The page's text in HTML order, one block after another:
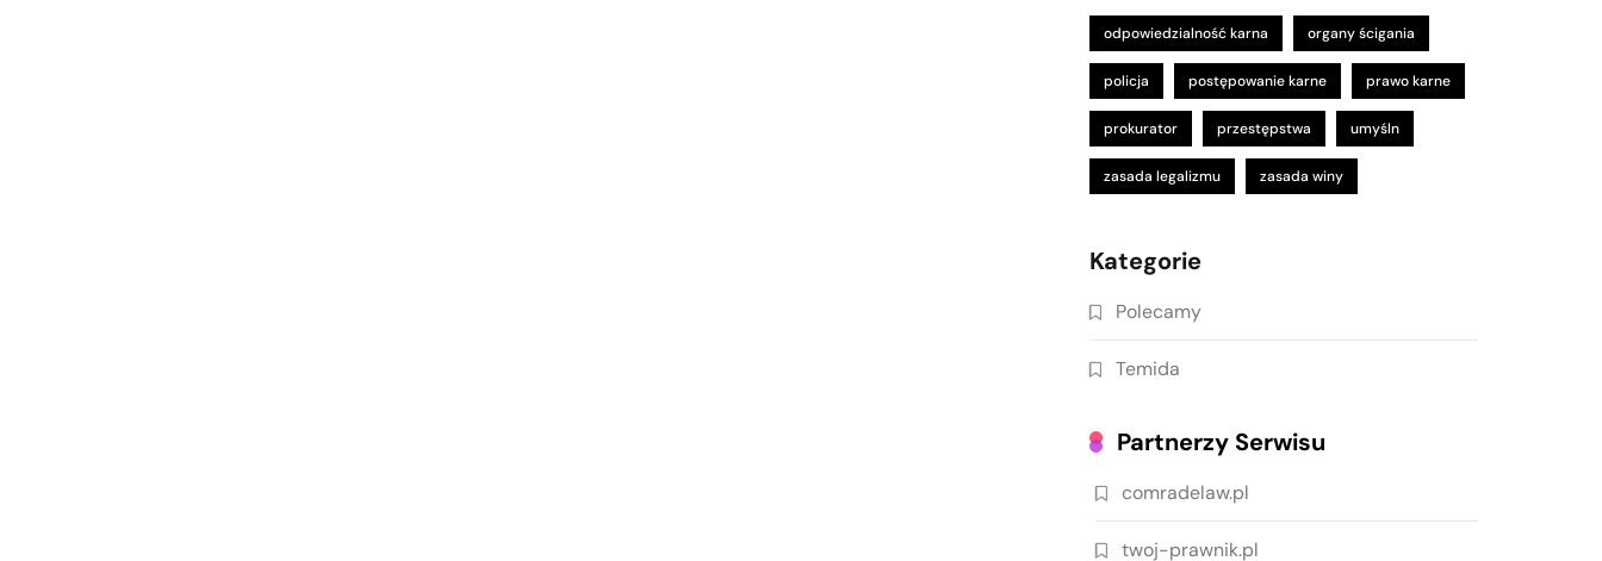
odpowiedzialność karna organy ścigania
policja postępowanie karne prawo karne
prokurator przestępstwa umyśln
zasada legalizmu zasada winy
Kategorie
Polecamy
Temida
Partnerzy Serwisu
comradelaw.pl
twoj-prawnik.pl